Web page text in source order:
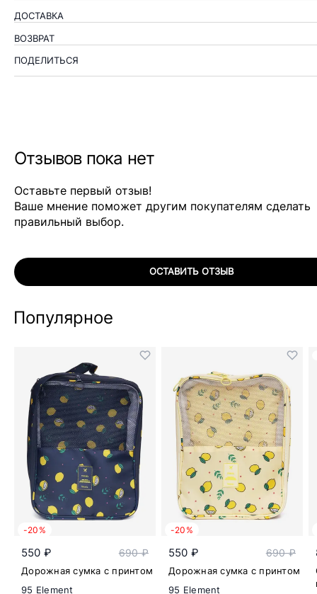
ДОСТАВКА
ВОЗВРАТ
ПОДЕЛИТЬСЯ
Отзывов пока нет
Оставьте первый отзыв!
Ваше мнение поможет другим покупателям сделать
правильный выбор.
ОСТАВИТЬ ОТЗЫВ
Популярное
-20%
550 ₽ 690 ₽
Дорожная сумка с принтом
95 Element
-20%
550 ₽ 690 ₽
Дорожная сумка с принтом
95 Element